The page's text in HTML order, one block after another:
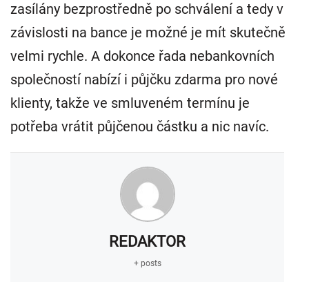
zasílány bezprostředně po schválení a tedy v
závislosti na bance je možné je mít skutečně
velmi rychle. A dokonce řada nebankovních
společností nabízí i půjčku zdarma pro nové
klienty, takže ve smluveném termínu je
potřeba vrátit půjčenou částku a nic navíc.
REDAKTOR
+ posts